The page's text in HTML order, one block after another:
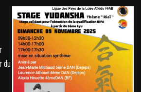
du